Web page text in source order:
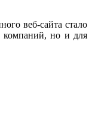
веб-сайта стало
компаний, но и для